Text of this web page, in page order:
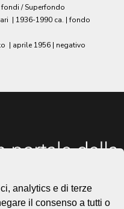
/ Superfondo
| 1936-1990 ca. | fondo
| aprile 1956 | negativo
analytics e di terze
il consenso a tutti o